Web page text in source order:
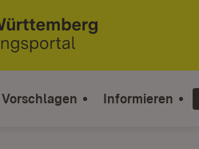
Vorschlagen Informieren